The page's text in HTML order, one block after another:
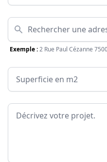
Adresse
Exemple :2 Rue Paul Cézanne
Surface
Message